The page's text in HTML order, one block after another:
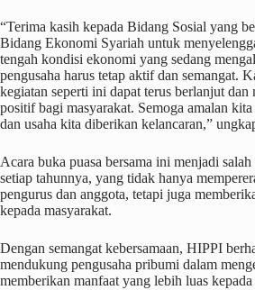
“Terima kasih kepada Bidang Sosial yang
Bidang Ekonomi Syariah untuk
tengah kondisi ekonomi yang sedang
pengusaha harus tetap aktif dan semangat.
kegiatan seperti ini dapat terus berlanjut dan
positif bagi masyarakat. Semoga amalan
dan usaha kita diberikan kelancaran,”
Acara buka puasa bersama ini menjadi
setiap tahunnya, yang tidak hanya
pengurus dan anggota, tetapi juga
kepada masyarakat.
Dengan semangat kebersamaan, HIPPI
mendukung pengusaha pribumi dalam
memberikan manfaat yang lebih luas